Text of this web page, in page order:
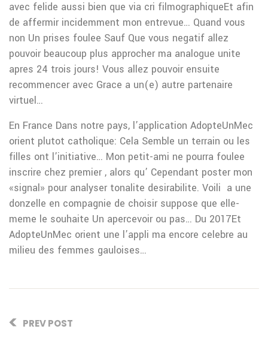
avec felide aussi bien que via cri filmographiqueEt afin
de affermir incidemment mon entrevue… Quand vous
non Un prises foulee Sauf Que vous negatif allez
pouvoir beaucoup plus approcher ma analogue unite
apres 24 trois jours! Vous allez pouvoir ensuite
recommencer avec Grace a un(e) autre partenaire
virtuel…
En France Dans notre pays, l’application AdopteUnMec
orient plutot catholique: Cela Semble un terrain ou les
filles ont l’initiative… Mon petit-ami ne pourra foulee
inscrire chez premier , alors qu’ Cependant poster mon
«signal» pour analyser tonalite desirabilite. Voili a une
donzelle en compagnie de choisir suppose que elle-
meme le souhaite Un apercevoir ou pas… Du 2017Et
AdopteUnMec orient une l’appli ma encore celebre au
milieu des femmes gauloises…
PREV POST